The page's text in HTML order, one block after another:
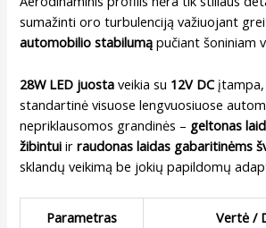
sumažinti oro turbulenciją važiuojant
automobilio stabilumą pučiant šoniniam
28W LED juosta veikia su 12V DCįtampa,
standartinė visuose lengvuosiuose
nepriklausomos grandinės – geltonas
žibintui irraudonas laidas gabaritinėms
sklandų veikimą be jokių papildomų
Parametras Vertė /